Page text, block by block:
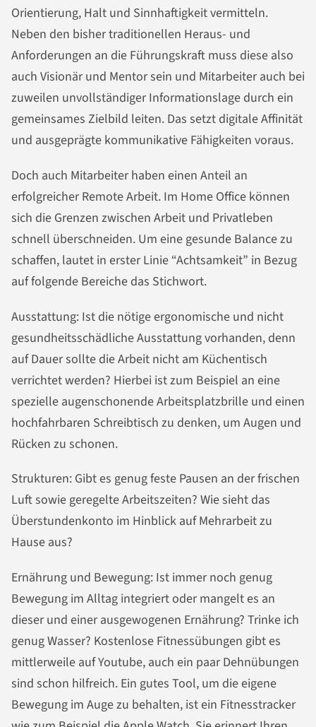
Orientierung, Halt und Sinnhaftigkeit vermitteln.
Neben den bisher traditionellen Heraus- und
Anforderungen an die Führungskraft muss diese also
auch Visionär und Mentor sein und Mitarbeiter auch bei
zuweilen unvollständiger Informationslage durch ein
gemeinsames Zielbild leiten. Das setzt digitale Affinität
und ausgeprägte kommunikative Fähigkeiten voraus.
Doch auch Mitarbeiter haben einen Anteil an
erfolgreicher Remote Arbeit. Im Home Office können
sich die Grenzen zwischen Arbeit und Privatleben
schnell überschneiden. Um eine gesunde Balance zu
schaffen, lautet in erster Linie “Achtsamkeit” in Bezug
auf folgende Bereiche das Stichwort.
Ausstattung: Ist die nötige ergonomische und nicht
gesundheitsschädliche Ausstattung vorhanden, denn
auf Dauer sollte die Arbeit nicht am Küchentisch
verrichtet werden? Hierbei ist zum Beispiel an eine
spezielle augenschonende Arbeitsplatzbrille und einen
hochfahrbaren Schreibtisch zu denken, um Augen und
Rücken zu schonen.
Strukturen: Gibt es genug feste Pausen an der frischen
Luft sowie geregelte Arbeitszeiten? Wie sieht das
Überstundenkonto im Hinblick auf Mehrarbeit zu
Hause aus?
Ernährung und Bewegung: Ist immer noch genug
Bewegung im Alltag integriert oder mangelt es an
dieser und einer ausgewogenen Ernährung? Trinke ich
genug Wasser? Kostenlose Fitnessübungen gibt es
mittlerweile auf Youtube, auch ein paar Dehnübungen
sind schon hilfreich. Ein gutes Tool, um die eigene
Bewegung im Auge zu behalten, ist ein Fitnesstracker